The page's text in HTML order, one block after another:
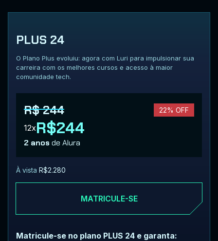
PLUS 24
O Plano Plus evoluiu: agora com Luri para impulsionar sua
carreira com os melhores cursos e acesso à maior
comunidade tech.
R$ 244 22% OFF
12xR$244
2 anosde Alura
À vista R$2.280
MATRICULE-SE
Matricule-se no plano PLUS 24 e garanta: